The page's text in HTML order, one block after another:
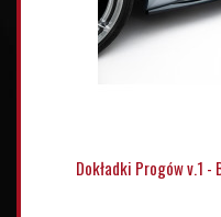
Dokładki Progów v.1